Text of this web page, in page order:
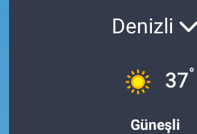
Denizli
37°
Güneşli